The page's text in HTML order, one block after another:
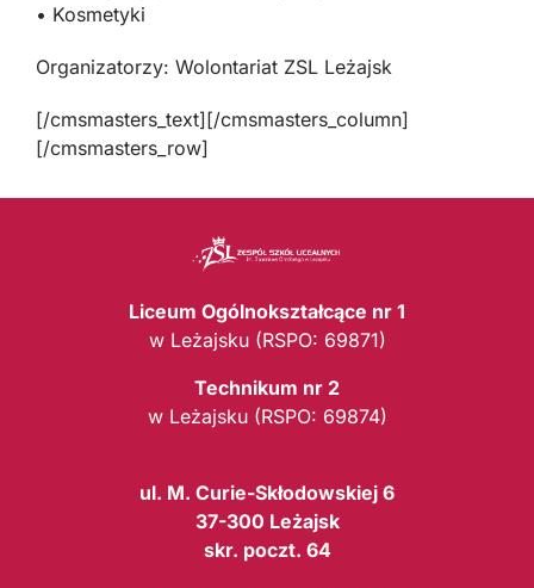
• Kosmetyki
Organizatorzy: Wolontariat ZSL Leżajsk
[/cmsmasters_text][/cmsmasters_column]
[/cmsmasters_row]
Liceum Ogólnokształcące nr 1
w Leżajsku (RSPO: 69871)
Technikum nr 2
w Leżajsku (RSPO: 69874)
ul. M. Curie-Skłodowskiej 6
37-300 Leżajsk
skr. poczt. 64